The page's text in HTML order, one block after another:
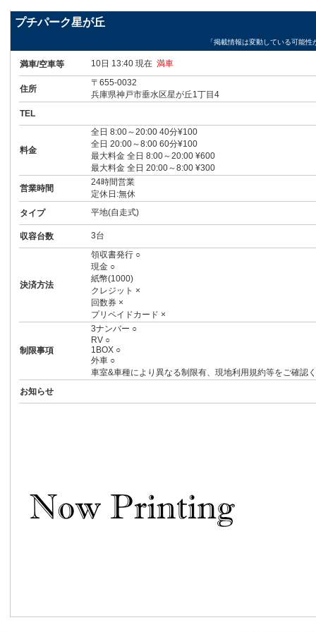
プチパーク星が丘
「掲載情報は変動している可能
満車/空車等 10日 13:40 現在 満車
住所
〒655-0032
兵庫県神戸市垂水区星が丘1丁目4
TEL
料金
全日 8:00～20:00 40分¥100
全日 20:00～8:00 60分¥100
最大料金 全日 8:00～20:00 ¥600
最大料金 全日 20:00～8:00 ¥300
営業時間
24時間営業
定休日:無休
タイプ
平地(自走式)
収容台数 3台
決済方法
領収書発行 ○
現金 ○
紙幣(1000)
クレジット ×
回数券 ×
プリペイドカード ×
制限事項
3ナンバー ○
RV ○
1BOX ○
外車 ○
車室&車種により異なる制限有、現地利用規約等をご確認
お知らせ